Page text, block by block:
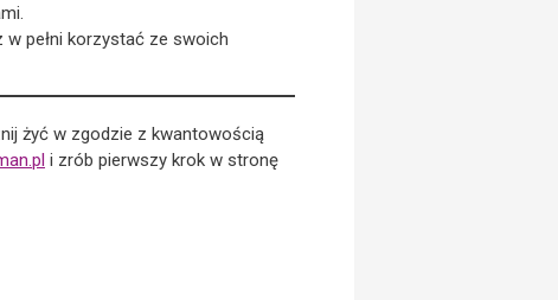
pełni korzystać ze swoich
żyć w zgodzie z kwantowością
i zrób pierwszy krok w stronę